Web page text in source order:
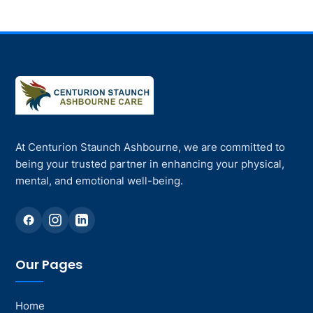
At Centurion Staunch Ashbourne, we are committed to
being your trusted partner in enhancing your physical,
mental, and emotional well-being.
Our Pages
Home